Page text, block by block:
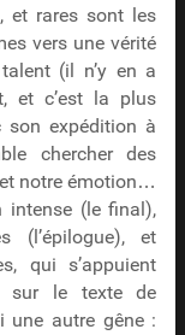
et rares sont les
vers une vérité
(il n’y en a
et c’est la plus
son expédition à
chercher des
notre émotion…
intense (le final),
(l’épilogue), et
qui s’appuient
sur le texte de
autre gêne :